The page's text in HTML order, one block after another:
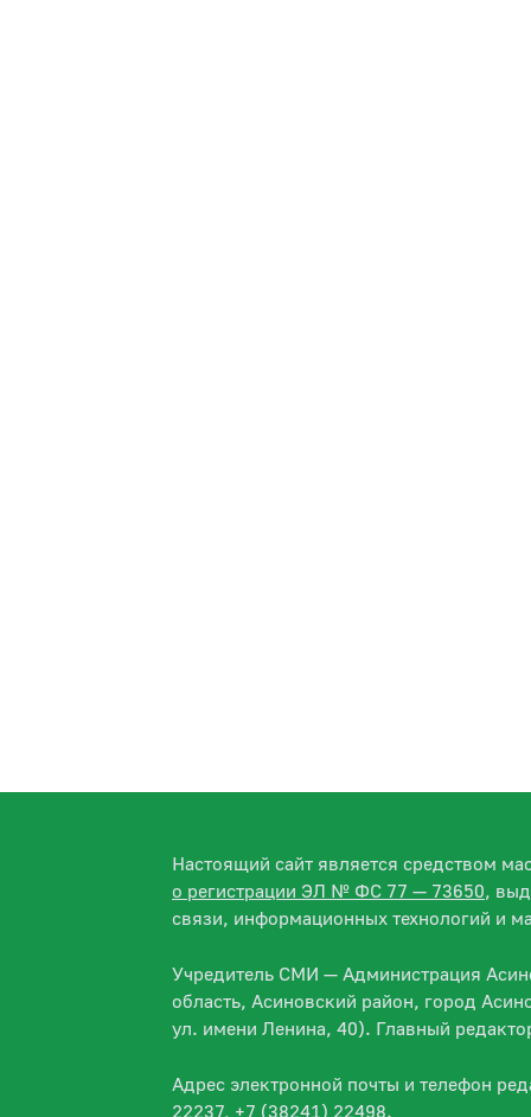
Настоящий сайт является средством
о регистрации ЭЛ № ФС 77 — 73650,
связи, информационных технологий и
Учредитель СМИ — Администрация
область, Асиновский район, город
ул. имени Ленина, 40). Главный
Адрес электронной почты и телефон
22237, +7 (38241) 22498.